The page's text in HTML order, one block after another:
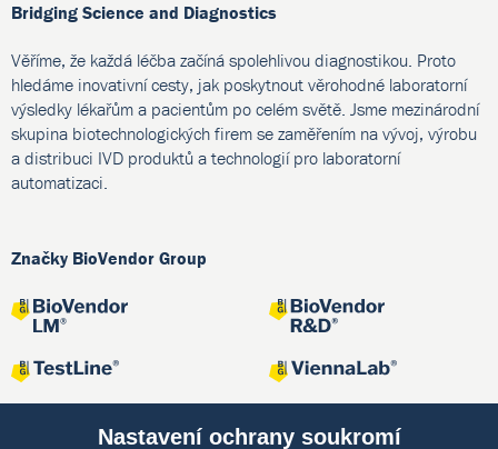
Bridging Science and Diagnostics
Věříme, že každá léčba začíná spolehlivou diagnostikou. Proto
hledáme inovativní cesty, jak poskytnout věrohodné laboratorní
výsledky lékařům a pacientům po celém světě. Jsme mezinárodní
skupina biotechnologických firem se zaměřením na vývoj, výrobu
a distribuci IVD produktů a technologií pro laboratorní
automatizaci.
Značky BioVendor Group
Nastavení ochrany soukromí